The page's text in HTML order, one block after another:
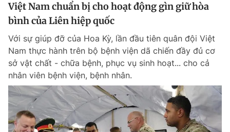
Việt Nam chuẩn bị cho hoạt động gìn giữ hòa
bình của Liên hiệp quốc
Với sự giúp đỡ của Hoa Kỳ, lần đầu tiên quân đội Việt
Nam thực hành trên bộ bệnh viện dã chiến đầy đủ cơ
sở vật chất - chữa bệnh, phục vụ sinh hoạt... cho cả
nhân viên bệnh viện, bệnh nhân.